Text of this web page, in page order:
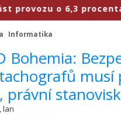
o 6,3 procenta
Informatika
Bohemia:
musí
právní
lan